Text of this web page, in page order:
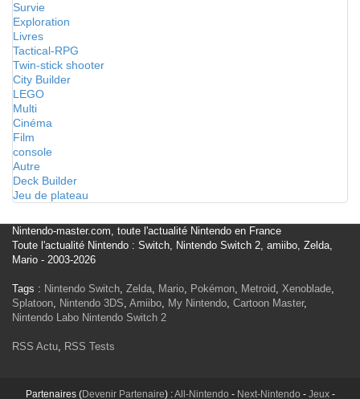
Survie
Exploration
Livres
Tactical-RPG
Twin-stick shooter
City Builder
LEGO
Multi
Cinéma
Film
console
Autre
Deck Builder
Jeu de plateau
Nintendo-master.com, toute l'actualité Nintendo en France
Toute l'actualité Nintendo : Switch, Nintendo Switch 2, amiibo, Zelda,
Mario - 2003-2026
Tags : Nintendo Switch, Zelda, Mario, Pokémon, Metroid, Xenoblade,
Splatoon, Nintendo 3DS, Amiibo, My Nintendo, Cartoon Master,
Nintendo Labo Nintendo Switch 2
RSS Actu, RSS Tests
Partenaires (Devenir Partenaire) :All-Nintendo - Next-Nintendo - Jeux-